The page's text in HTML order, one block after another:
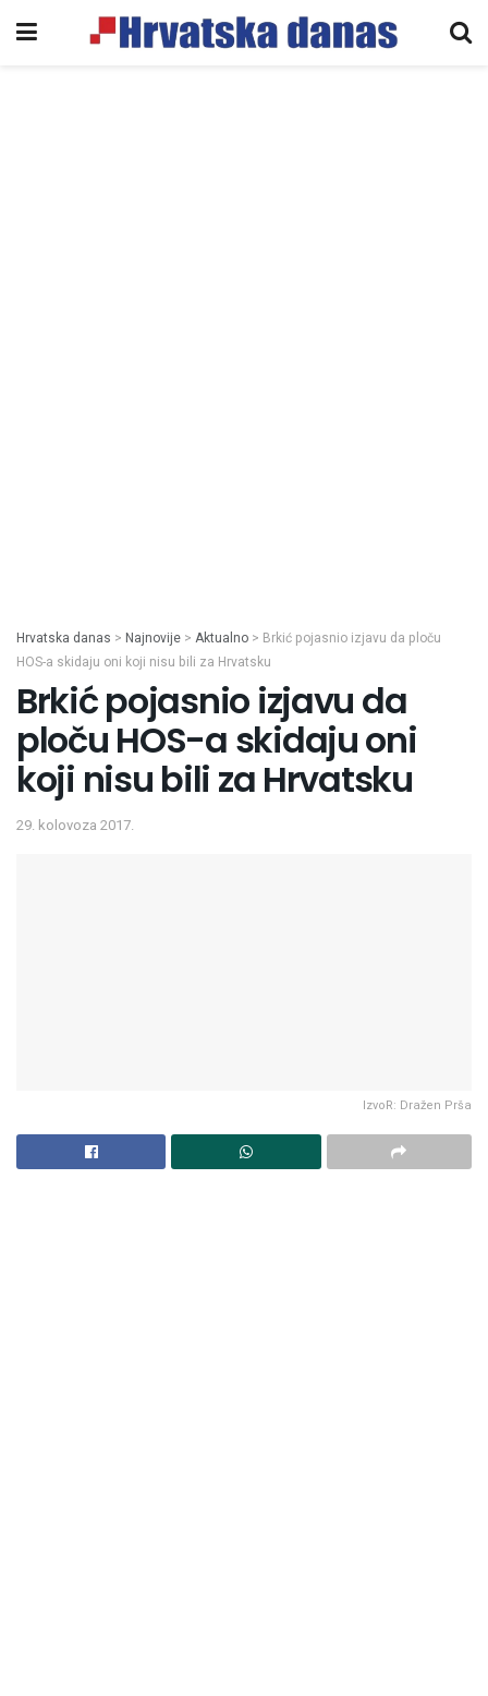
Hrvatska danas > Najnovije > Aktualno > Brkić pojasnio izjavu da ploču
HOS-a skidaju oni koji nisu bili za Hrvatsku
Brkić pojasnio izjavu da
ploču HOS-a skidaju oni
koji nisu bili za Hrvatsku
29. kolovoza 2017.
IzvoR: Dražen Prša